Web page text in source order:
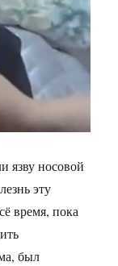
язву носовой
эту
время, пока
был